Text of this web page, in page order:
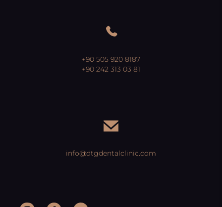
+90 505 920 8187
+90 242 313 03 81
info@dtgdentalclinic.com